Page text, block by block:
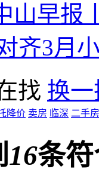
山早报
齐3月
找 换一
降价 卖房 临深 二手房
16条